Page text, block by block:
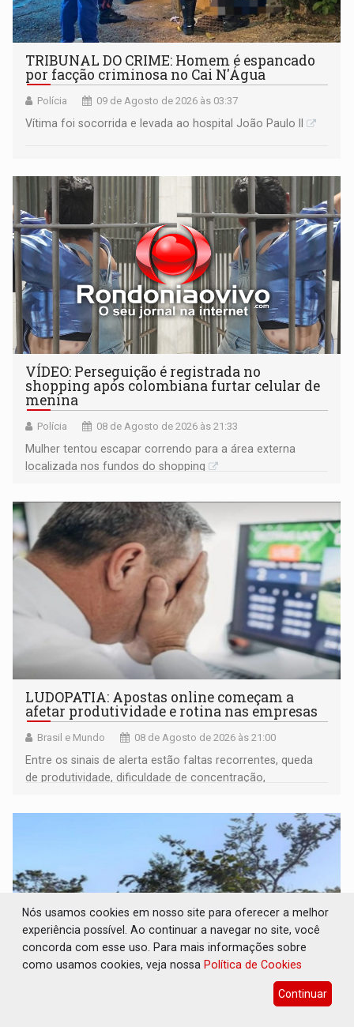
TRIBUNAL DO CRIME: Homem é espancado
por facção criminosa no Cai N'Água
Polícia 09 de Agosto de 2026 às 03:37
Vítima foi socorrida e levada ao hospital João Paulo II
VÍDEO: Perseguição é registrada no
shopping após colombiana furtar celular de
menina
Polícia 08 de Agosto de 2026 às 21:33
Mulher tentou escapar correndo para a área externa
localizada nos fundos do shopping
LUDOPATIA: Apostas online começam a
afetar produtividade e rotina nas empresas
Brasil e Mundo 08 de Agosto de 2026 às 21:00
Entre os sinais de alerta estão faltas recorrentes, queda
de produtividade, dificuldade de concentração,
REFLORESTAMENTO: Plantar árvores não
Nós usamos cookies em nosso site para oferecer a melhor
experiência possível. Ao continuar a navegar no site, você
concorda com esse uso. Para mais informações sobre
como usamos cookies, veja nossa Política de Cookies
Continuar